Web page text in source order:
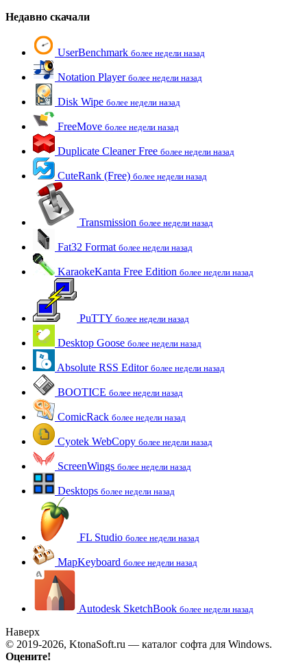
Недавно скачали
UserBenchmark более недели назад
Notation Player более недели назад
Disk Wipe более недели назад
FreeMove более недели назад
Duplicate Cleaner Free более недели назад
CuteRank (Free) более недели назад
Transmission более недели назад
Fat32 Format более недели назад
KaraokeKanta Free Edition более недели назад
PuTTY более недели назад
Desktop Goose более недели назад
Absolute RSS Editor более недели назад
BOOTICE более недели назад
ComicRack более недели назад
Cyotek WebCopy более недели назад
ScreenWings более недели назад
Desktops более недели назад
FL Studio более недели назад
MapKeyboard более недели назад
Autodesk SketchBook более недели назад
Наверх
© 2019-2026, KtonaSoft.ru — каталог софта для Windows.
Оцените!